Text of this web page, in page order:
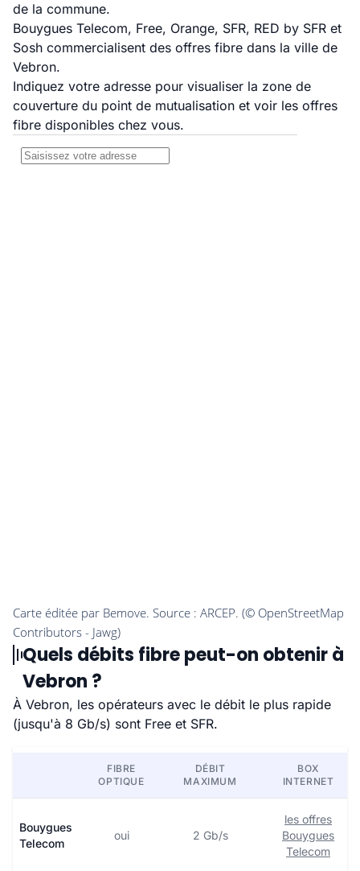
de la commune.
Bouygues Telecom, Free, Orange, SFR, RED by SFR et
Sosh commercialisent des offres fibre dans la ville de
Vebron.
Indiquez votre adresse pour visualiser la zone de
couverture du point de mutualisation et voir les offres
fibre disponibles chez vous.
Quels débits fibre peut-on obtenir à
Vebron ?
À Vebron, les opérateurs avec le débit le plus rapide
(jusqu'à 8 Gb/s) sont Free et SFR.
FIBRE
OPTIQUE
DÉBIT
MAXIMUM
BOX
INTERNET
Bouygues
Telecom
oui 2 Gb/s
les offres
Bouygues
Telecom